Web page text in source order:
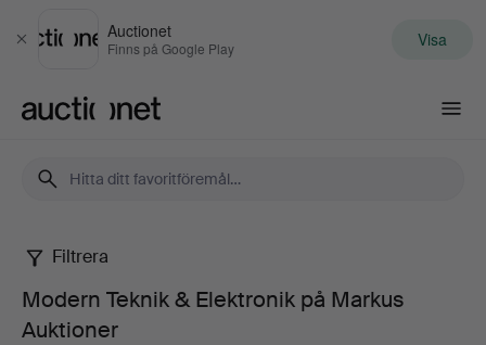
Stäng
Auctionet
Finns på Google Play Visa
Modern
Teknik
Filtrera
Modern Teknik & Elektronik på Markus
Auktioner